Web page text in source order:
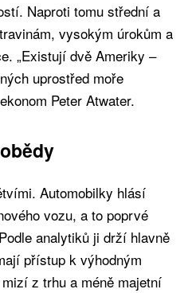
Naproti tomu střední a
vysokým úrokům a
„Existují dvě Ameriky –
uprostřed moře
Peter Atwater.
Automobilky hlásí
vozu, a to poprvé
analytiků ji drží hlavně
přístup k výhodným
z trhu a méně majetní